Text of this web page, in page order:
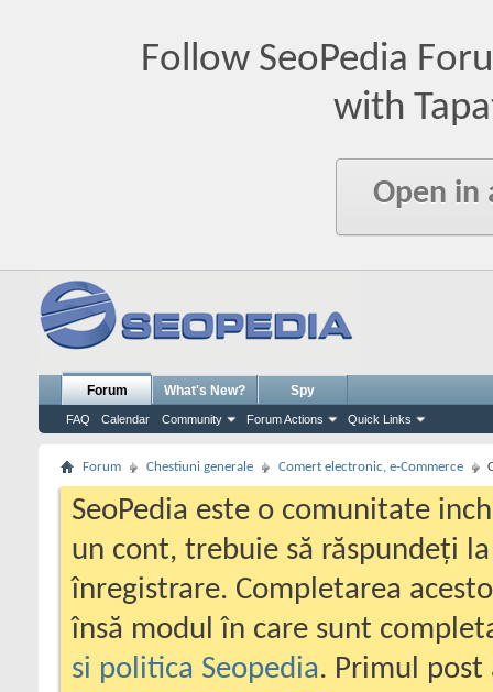
Follow SeoPedia
with
Open in
Forum
FAQ Calendar Community Forum Actions Quick Links
What's New? Spy
Forum Chestiuni generale Comert electronic, e-Commerce
SeoPedia este o comunitate
un cont, trebuie să răspundeți
înregistrare. Completarea
însă modul în care sunt
si politica Seopedia. Primul